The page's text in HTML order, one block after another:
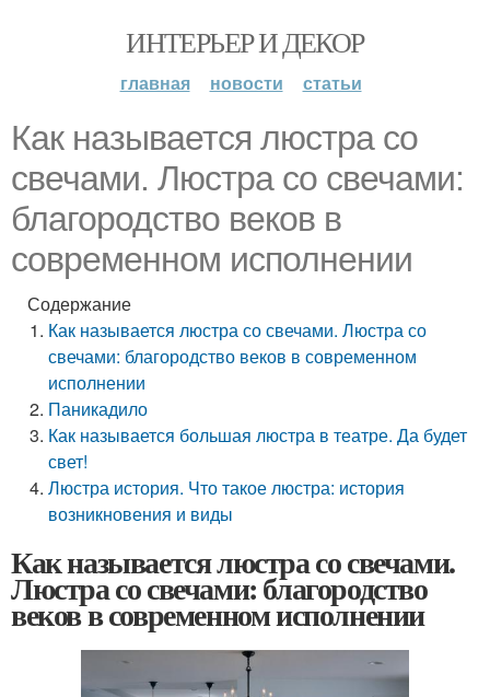
ИНТЕРЬЕР И ДЕКОР
главная новости статьи
Как называется люстра со
свечами. Люстра со свечами:
благородство веков в
современном исполнении
Содержание
Как называется люстра со свечами. Люстра со
свечами: благородство веков в современном
исполнении
Паникадило
Как называется большая люстра в театре. Да будет
свет!
Люстра история. Что такое люстра: история
возникновения и виды
Как называется люстра со свечами.
Люстра со свечами: благородство
веков в современном исполнении